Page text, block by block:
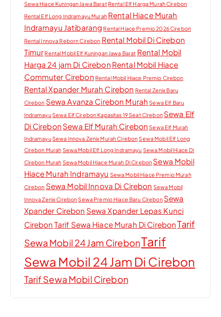
Sewa Hiace Kuningan Jawa Barat Rental Elf Harga Murah Cirebon
Rental Elf Long Indramayu Murah Rental Hiace Murah
Indramayu Jatibarang Rental Hiace Premio 2026 Cirebon
Rental Innova Reborn Cirebon Rental Mobil Di Cirebon
Timur Rental Mobil Elf Kuningan Jawa Barat Rental Mobil
Harga 24 jam Di Cirebon Rental Mobil Hiace
Commuter Cirebon Rental Mobil Hiace Premio Cirebon
Rental Xpander Murah Cirebon Rental Zenix Baru
Cirebon Sewa Avanza Cirebon Murah Sewa Elf Baru
IndramayuSewa Elf Cirebon Kapasitas 19 Seat Cirebon Sewa Elf
Di Cirebon Sewa Elf Murah Cirebon Sewa Elf Murah
IndramayuSewa Innova Zenix Murah CirebonSewa Mobil Elf Long
Cirebon Murah Sewa Mobil Elf Long Indramayu Sewa Mobil Hiace Di
Cirebon Murah Sewa Mobil Hiace Murah Di Cirebon Sewa Mobil
Hiace Murah Indramayu Sewa Mobil Hiace Premio Murah
Cirebon Sewa Mobil Innova Di Cirebon Sewa Mobil
Innova Zenix CirebonSewa Premio Hiace Baru Cirebon Sewa
Xpander Cirebon Sewa Xpander Lepas Kunci
Cirebon Tarif Sewa Hiace Murah Di CirebonTarif
Sewa Mobil 24 Jam CirebonTarif
Sewa Mobil 24 Jam Di Cirebon
Tarif Sewa Mobil Cirebon